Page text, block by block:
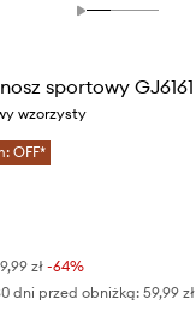
sportowy GJ6161
wzorzysty
OFF*
zł -64%
dni przed obniżką: 59,99 zł